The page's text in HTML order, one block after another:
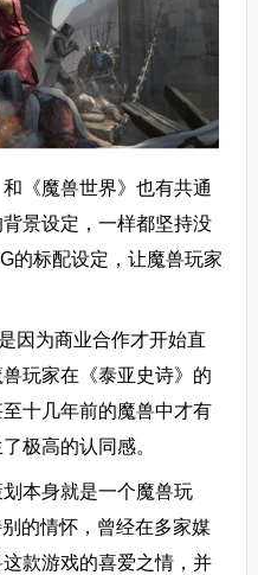
《魔兽世界》也有共通
景设定，一样都坚持没
的标配设定，让魔兽玩家
因为商业合作才开始直
玩家在《泰亚史诗》的
十几年前的魔兽中才有
极高的认同感。
本身就是一个魔兽玩
的情怀，曾经在多家媒
款游戏的喜爱之情，并